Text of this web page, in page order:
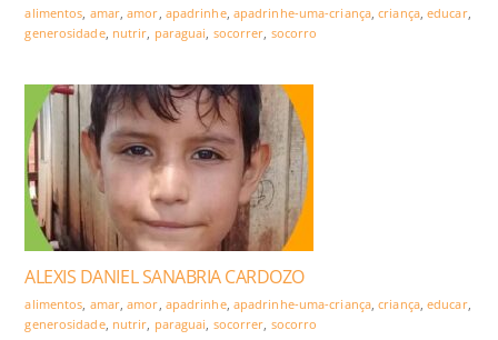
alimentos, amar,amor, apadrinhe, apadrinhe-uma-criança,criança,educar,
generosidade, nutrir, paraguai, socorrer, socorro
ALEXIS DANIEL SANABRIA CARDOZO
alimentos amar,amor apadrinhe, apadrinhe-uma-criança,criança,educar,
generosidade, nutrir paraguai socorrer socorro